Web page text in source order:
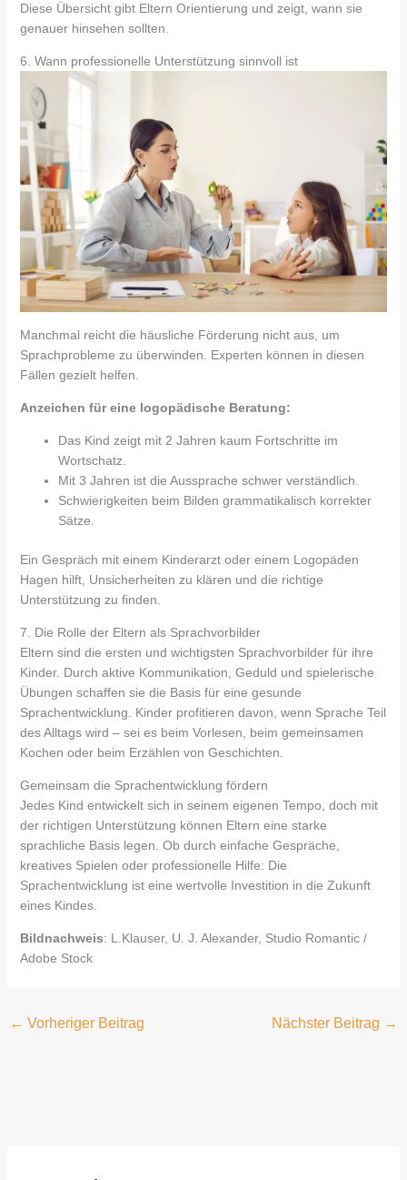
Diese Übersicht gibt Eltern Orientierung und zeigt, wann sie
genauer hinsehen sollten.
6. Wann professionelle Unterstützung sinnvoll ist
Manchmal reicht die häusliche Förderung nicht aus, um
Sprachprobleme zu überwinden. Experten können in diesen
Fällen gezielt helfen.
Anzeichen für eine logopädische Beratung:
Das Kind zeigt mit 2 Jahren kaum Fortschritte im
Wortschatz.
Mit 3 Jahren ist die Aussprache schwer verständlich.
Schwierigkeiten beim Bilden grammatikalisch korrekter
Sätze.
Ein Gespräch mit einem Kinderarzt oder einem Logopäden
Hagen hilft, Unsicherheiten zu klären und die richtige
Unterstützung zu finden.
7. Die Rolle der Eltern als Sprachvorbilder
Eltern sind die ersten und wichtigsten Sprachvorbilder für ihre
Kinder. Durch aktive Kommunikation, Geduld und spielerische
Übungen schaffen sie die Basis für eine gesunde
Sprachentwicklung. Kinder profitieren davon, wenn Sprache Teil
des Alltags wird – sei es beim Vorlesen, beim gemeinsamen
Kochen oder beim Erzählen von Geschichten.
Gemeinsam die Sprachentwicklung fördern
Jedes Kind entwickelt sich in seinem eigenen Tempo, doch mit
der richtigen Unterstützung können Eltern eine starke
sprachliche Basis legen. Ob durch einfache Gespräche,
kreatives Spielen oder professionelle Hilfe: Die
Sprachentwicklung ist eine wertvolle Investition in die Zukunft
eines Kindes.
Bildnachweis: L.Klauser, U. J. Alexander, Studio Romantic /
Adobe Stock
← Vorheriger Beitrag Nächster Beitrag →